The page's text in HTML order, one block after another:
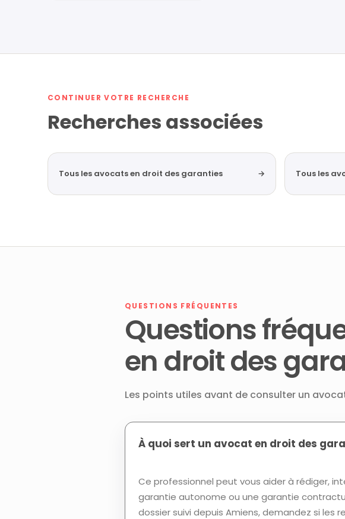
CONTINUER VOTRE RECHERCHE
Recherches associées
Tous les avocats en droit des garanties → Tous les
QUESTIONS FRÉQUENTES
Questions
en droit des
Les points utiles avant de consulter un
À quoi sert un avocat en droit des
Ce professionnel peut vous aider à rédiger,
garantie autonome ou une garantie
dossier suivi depuis Amiens, demandez si les